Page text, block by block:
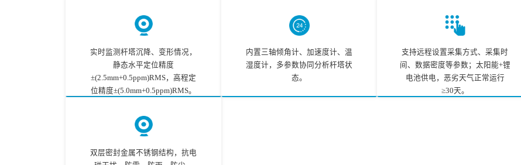
实时监测杆塔沉降、变形情况，
静态水平定位精度
±(2.5mm+0.5ppm)RMS，高程定
位精度±(5.0mm+0.5ppm)RMS。
内置三轴倾角计、加速度计、温
湿度计，多参数协同分析杆塔状
态。
支持远程设置采集方式、采集时
间、数据密度等参数；太阳能+锂
电池供电，恶劣天气正常运行
≥30天。
双层密封金属不锈钢结构，抗电